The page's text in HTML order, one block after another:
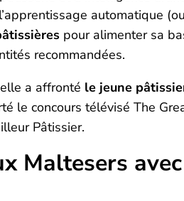
automatique
pour alimenter sa
recommandées.
a affronté le jeune
le concours télévisé The
Pâtissier.
Maltesers